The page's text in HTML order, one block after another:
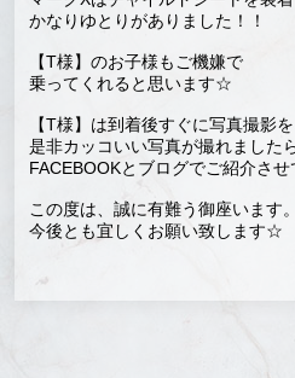
かなりゆとりがありました！！
【T様】のお子様もご機嫌で
乗ってくれると思います☆
【T様】は到着後すぐに写真撮影
是非カッコいい写真が撮れました
FACEBOOKとブログでご紹介さ
この度は、誠に有難う御座います。
今後とも宜しくお願い致します☆